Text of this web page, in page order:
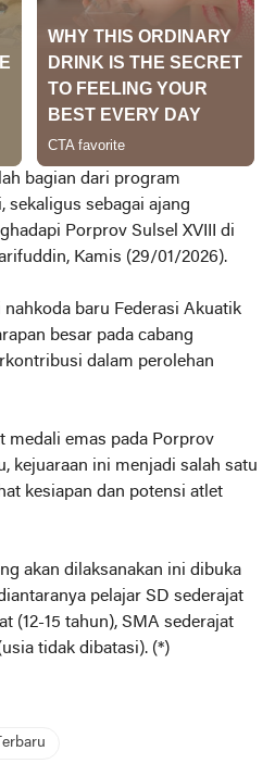
bagian dari program
sekaligus sebagai ajang
Porprov Sulsel XVIII di
Kamis (29/01/2026).
nahkoda baru Federasi Akuatik
besar pada cabang
dalam perolehan
medali emas pada Porprov
kejuaraan ini menjadi salah satu
kesiapan dan potensi atlet
akan dilaksanakan ini dibuka
pelajar SD sederajat
(12-15 tahun), SMA sederajat
tidak dibatasi). (*)